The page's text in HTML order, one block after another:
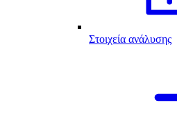
Στοιχεία ανάλυσης